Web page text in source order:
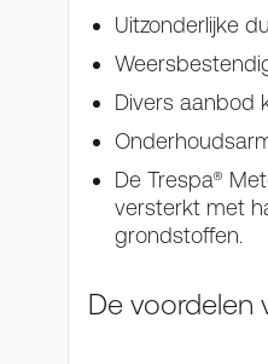
Uitzonderlijke
Divers aanbod
De Trespa®
versterkt met
grondstoffen.
De voordelen